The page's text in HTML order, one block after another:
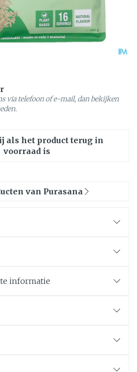
als het product terug in
voorraad is
via telefoon of e-mail, dan bekijken
van Purasana
informatie